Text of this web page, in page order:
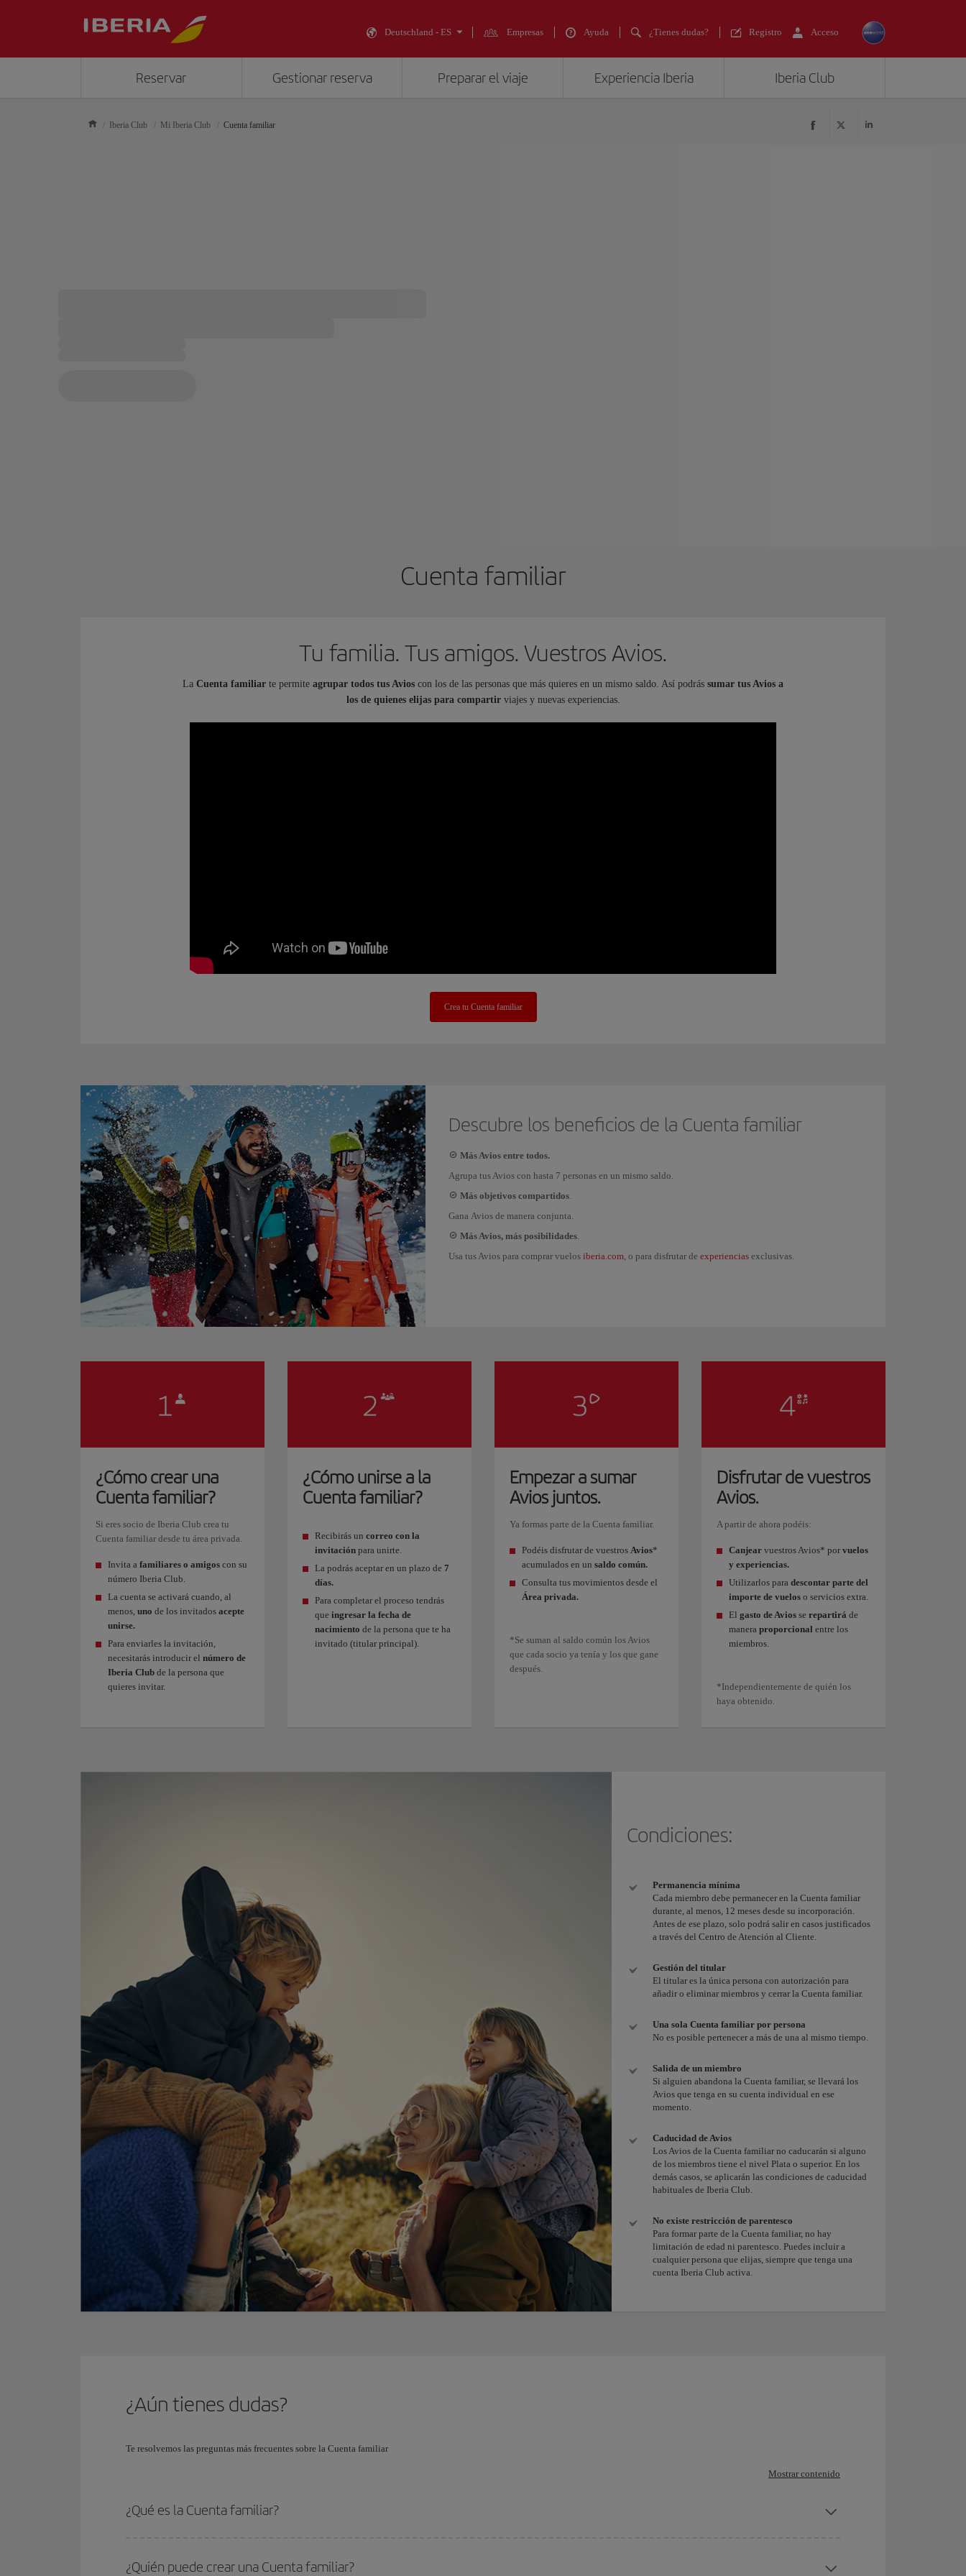
Deutschland - ES Empresas Ayuda ¿Tienes dudas? Registro Acceso
Reservar Gestionar reserva Preparar el viaje Experiencia Iberia Iberia Club
Iberia Club Mi Iberia Club Cuenta familiar
Cuenta familiar
Tu familia. Tus amigos. Vuestros Avios.
La Cuenta familiar te permite agrupar todos tus Avios con los de las personas que más quieres en un mismo saldo. Así podrás sumar tus Avios a
los de quienes elijas para compartirviajes y nuevas experiencias.
Crea tu Cuenta familiar
Descubre los beneficios de la Cuenta familiar
Más Avios entre todos.
Agrupa tus Avios con hasta 7 personas en un mismo saldo.
Más objetivos compartidos.
Gana Avios de manera conjunta.
Más Avios, más posibilidades.
Usa tus Avios para comprar vuelos iberia.com, o para disfrutar de experiencias exclusivas.
¿Cómo crear una
Cuenta familiar?
Si eres socio de Iberia Club crea tu
Cuenta familiar desde tu área privada.
Invita a familiares o amigos con su
número Iberia Club.
La cuenta se activará cuando, al
menos, uno de los invitados acepte
unirse.
Para enviarles la invitación,
necesitarás introducir el número de
Iberia Club de la persona que
quieres invitar.
¿Cómo unirse a la
Cuenta familiar?
Recibirás un correo con la
invitación para unirte.
La podrás aceptar en un plazo de 7
días.
Para completar el proceso tendrás
que ingresar la fecha de
nacimiento de la persona que te ha
invitado (titular principal).
Empezar a sumar
Avios juntos.
Ya formas parte de la Cuenta familiar.
Podéis disfrutar de vuestros Avios*
acumulados en un saldo común.
Consulta tus movimientos desde el
Área privada.
*Se suman al saldo común los Avios
que cada socio ya tenía y los que gane
después.
Disfrutar de vuestros
Avios.
A partir de ahora podéis:
Canjear vuestros Avios* por vuelos
y experiencias.
Utilizarlos para descontar parte del
importe de vuelos o servicios extra.
El gasto de Avios se repartirá de
manera proporcional entre los
miembros.
*Independientemente de quién los
haya obtenido.
Condiciones:
Permanencia mínima
Cada miembro debe permanecer en la Cuenta familiar
durante, al menos, 12 meses desde su incorporación.
Antes de ese plazo, solo podrá salir en casos justificados
a través del Centro de Atención al Cliente.
Gestión del titular
El titular es la única persona con autorización para
añadir o eliminar miembros y cerrar la Cuenta familiar.
Una sola Cuenta familiar por persona
No es posible pertenecer a más de una al mismo tiempo.
Salida de un miembro
Si alguien abandona la Cuenta familiar, se llevará los
Avios que tenga en su cuenta individual en ese
momento.
Caducidad de Avios
Los Avios de la Cuenta familiar no caducarán si alguno
de los miembros tiene el nivel Plata o superior. En los
demás casos, se aplicarán las condiciones de caducidad
habituales de Iberia Club.
No existe restricción de parentesco
Para formar parte de la Cuenta familiar, no hay
limitación de edad ni parentesco. Puedes incluir a
cualquier persona que elijas, siempre que tenga una
cuenta Iberia Club activa.
¿Aún tienes dudas?
Te resolvemos las preguntas más frecuentes sobre la Cuenta familiar
Mostrar contenido
¿Qué es la Cuenta familiar?
¿Quién puede crear una Cuenta familiar?